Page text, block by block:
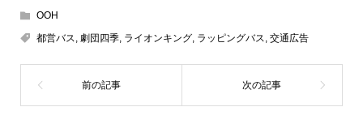
OOH
都営バス, 劇団四季, ライオンキング, ラッピングバス, 交通広告